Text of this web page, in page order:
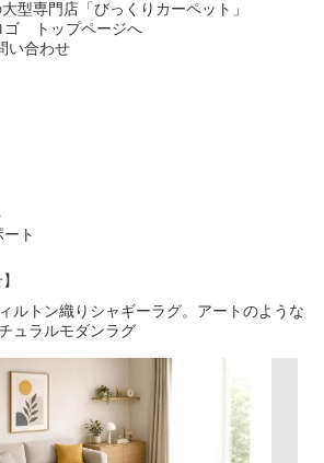
型専門店「びっくりカーペット」
い合わせ
ト
ルトン織りシャギーラグ。アートのような
ュラルモダンラグ